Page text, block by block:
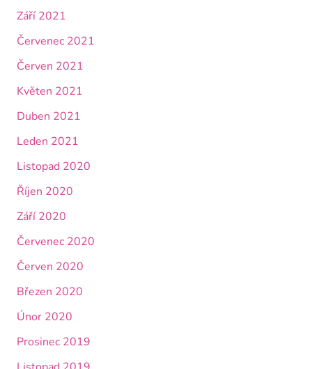
Září 2021
Červenec 2021
Červen 2021
Květen 2021
Duben 2021
Leden 2021
Listopad 2020
Říjen 2020
Září 2020
Červenec 2020
Červen 2020
Březen 2020
Únor 2020
Prosinec 2019